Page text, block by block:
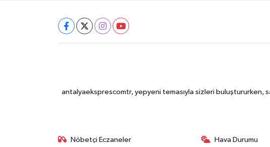
antalyaeksprescomtr, yepyeni temasıyla sizleri buluştururken,
Nöbetçi Eczaneler Hava Durumu